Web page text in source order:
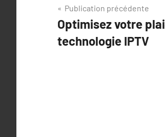
Navigation
de
l’article
Publication précédente
Optimisez votre
technologie IPTV